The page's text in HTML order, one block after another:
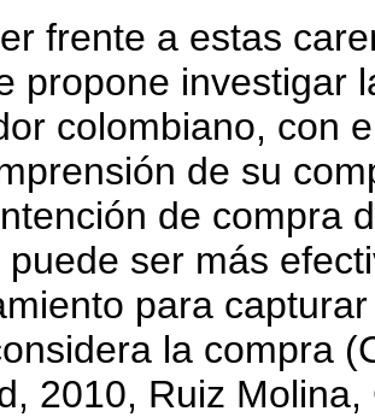
frente a estas
propone investigar
colombiano, con
de su
de compra
puede ser más
para
la compra
2010, Ruiz